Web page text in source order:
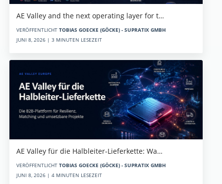
AE Valley and the next operating layer for t…
VERÖFFENTLICHT TOBIAS GOECKE (GÖCKE) - SUPRATIX GMBH
JUNI 8, 2026 | 3 MINUTEN LESEZEIT
AE Valley für die Halbleiter-Lieferkette: Wa…
VERÖFFENTLICHT TOBIAS GOECKE (GÖCKE) - SUPRATIX GMBH
JUNI 8, 2026 | 4 MINUTEN LESEZEIT